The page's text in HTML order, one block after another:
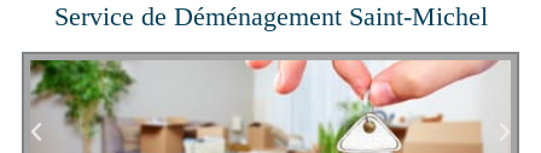
Service de Déménagement Saint-Michel